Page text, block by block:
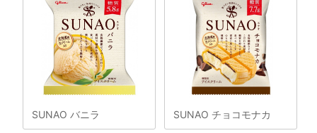
SUNAO バニラ SUNAO チョコモナカ